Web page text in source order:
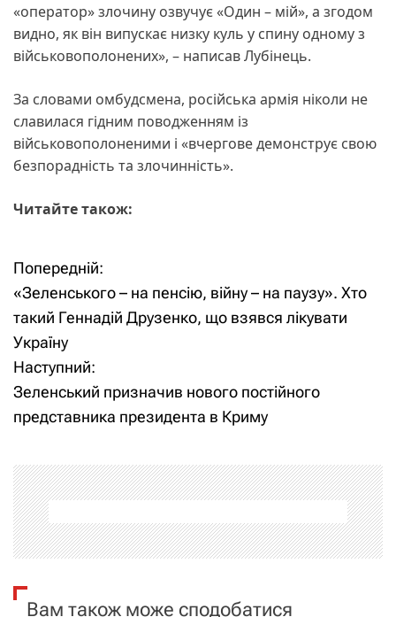
«оператор» злочину озвучує «Один – мій», а згодом
видно, як він випускає низку куль у спину одному з
військовополонених», – написав Лубінець.
За словами омбудсмена, російська армія ніколи не
славилася гідним поводженням із
військовополоненими і «вчергове демонструє свою
безпорадність та злочинність».
Читайте також:
Н
а
в
і
г
а
ц
і
Попередній:
«Зеленського – на пенсію, війну – на паузу». Хто
такий Геннадій Друзенко, що взявся лікувати
Україну
Наступний:
Зеленський призначив нового постійного
представника президента в Криму
Вам також може сподобатися